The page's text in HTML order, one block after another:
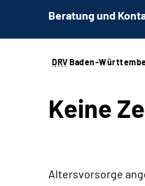
Beratung und
DRV Baden-
Keine
Altersvorsorge